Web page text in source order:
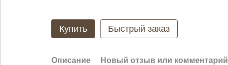
Купить Быстрый заказ
Описание Новый отзыв или комментарий